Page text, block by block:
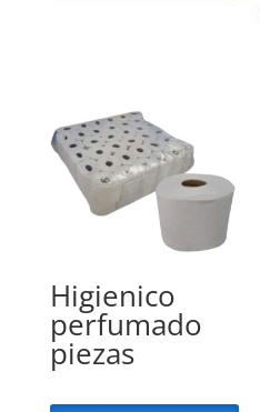
Higienico
perfumado
piezas